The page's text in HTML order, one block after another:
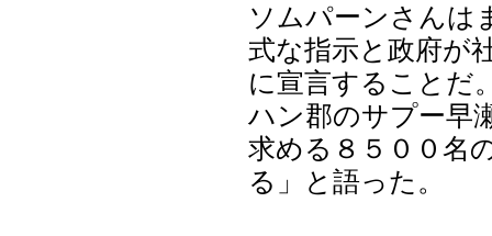
ソムパーンさんは
式な指示と政府が
に宣言することだ
ハン郡のサプー早
求める８５００名
る」と語った。